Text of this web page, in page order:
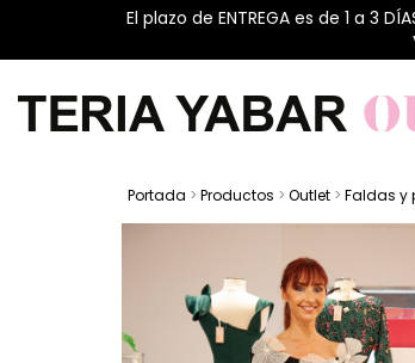
El plazo de ENTREGA es de 1 a 3
Portada > Productos > Outlet > Faldas y